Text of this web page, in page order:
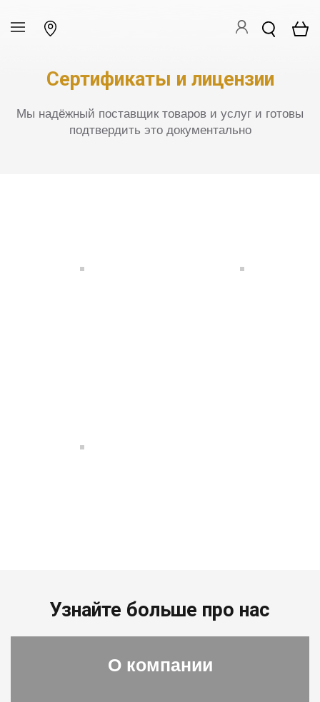
Сертификаты и лицензии
Мы надёжный поставщик товаров и услуг и готовы
подтвердить это документально
Узнайте больше про нас
О компании